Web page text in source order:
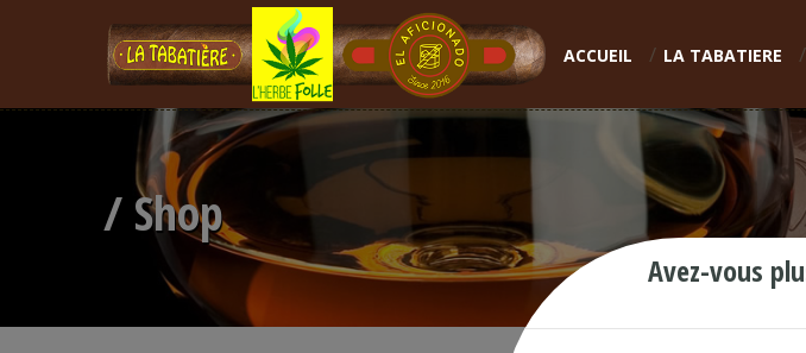
ACCUEIL LA TABATIERE
/ Shop
Avez-vous